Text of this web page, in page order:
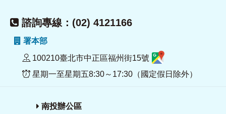
諮詢專線：(02) 4121166
署本部
100210臺北市中正區福州街15號
星期一至星期五8:30～17:30（國定假日除外）
南投辦公區